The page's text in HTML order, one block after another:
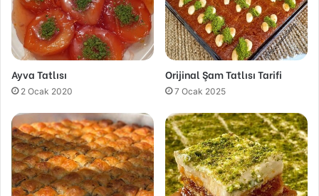
Ayva Tatlısı
2 Ocak 2020
Orijinal Şam Tatlısı Tarifi
7 Ocak 2025